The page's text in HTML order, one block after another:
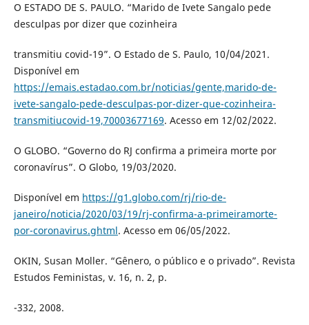
O ESTADO DE S. PAULO. “Marido de Ivete Sangalo pede
desculpas por dizer que cozinheira
transmitiu covid-19”. O Estado de S. Paulo, 10/04/2021.
Disponível em
https://emais.estadao.com.br/noticias/gente,marido-de-
ivete-sangalo-pede-desculpas-por-dizer-que-cozinheira-
transmitiucovid-19,70003677169. Acesso em 12/02/2022.
O GLOBO. “Governo do RJ confirma a primeira morte por
coronavírus”. O Globo, 19/03/2020.
Disponível em https://g1.globo.com/rj/rio-de-
janeiro/noticia/2020/03/19/rj-confirma-a-primeiramorte-
por-coronavirus.ghtml. Acesso em 06/05/2022.
OKIN, Susan Moller. “Gênero, o público e o privado”. Revista
Estudos Feministas, v. 16, n. 2, p.
-332, 2008.